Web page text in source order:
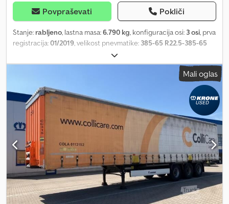
Povpraševati Pokliči
Stanje: rabljeno, lastna masa:6.790 kg, konfiguracija osi: 3 osi, prva
registracija:01/2019, velikost pnevmatike: 385-65 R22.5-385-65
, prevoženi kilometri:
F0864515 Oprema: * Priključek za zrak: rdeča/rumena glava, *
Električni priključek: 2 x 7-polni, * ABS, * EBS, * Železniška
kodifikacija, * Priprava za nakladanje na vlak, * Ferry Lashing
(pritrditev na trajektu), * Bočna zaščita proti naletu, *
Hubodometer, * Nosilec rezervnega kolesa: 1, * Izvedba zadnjih
vrat: portalna vrata, * Zaklepne palice na zadnjih vratih: 4, *
Pomikajoča streha, * Bočna pomična ponjava, * Multilock, * Tla:
vezana plošča, * Žep za stranski količek levo, * Žep za sredinski
količek, Dcedpfx Agozpbdtjgsk * Žep za stranski količek desno, *
Pripenjanje lat za vstavke (les): 24, * Depot za količke: Levo VIN:
WKESD00000864515 Dimenzije pnevmatik: 385-65 R22.5 Notranja
dolžina: 13,62 m Širina: 2,55 m Notranja širina: 2,48 m Višina: 4,01 m
Notranja višina: 2,72 m
Mali oglas